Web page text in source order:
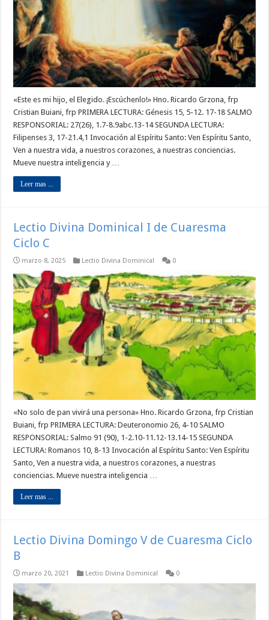
«Este es mi hijo, el Elegido. ¡Escúchenlo!» Hno. Ricardo Grzona, frp
Cristian Buiani, frp PRIMERA LECTURA: Génesis 15, 5-12. 17-18 SALMO
RESPONSORIAL: 27(26), 1.7-8.9abc.13-14 SEGUNDA LECTURA:
Filipenses 3, 17-21.4,1 Invocación al Espíritu Santo: Ven Espíritu Santo,
Ven a nuestra vida, a nuestros corazones, a nuestras conciencias.
Mueve nuestra inteligencia y …
Leer mas ...
Lectio Divina Dominical I de Cuaresma
Ciclo C
marzo 8, 2025 Lectio Divina Dominical 0
«No solo de pan vivirá una persona» Hno. Ricardo Grzona, frp Cristian
Buiani, frp PRIMERA LECTURA: Deuteronomio 26, 4-10 SALMO
RESPONSORIAL: Salmo 91 (90), 1-2.10-11.12-13.14-15 SEGUNDA
LECTURA: Romanos 10, 8-13 Invocación al Espíritu Santo: Ven Espíritu
Santo, Ven a nuestra vida, a nuestros corazones, a nuestras
conciencias. Mueve nuestra inteligencia …
Leer mas ...
Lectio Divina Domingo V de Cuaresma Ciclo
B
marzo 20, 2021 Lectio Divina Dominical 0